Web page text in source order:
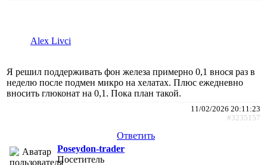
Alex Livci
Я решил поддерживать фон железа примерно 0,1 внося раз в
неделю после подмен микро на хелатах. Плюс ежедневно
вносить глюконат на 0,1. Пока план такой.
11/02/2026 20:11:23
#3235157
Ответить
Poseydon-trader
Посетитель